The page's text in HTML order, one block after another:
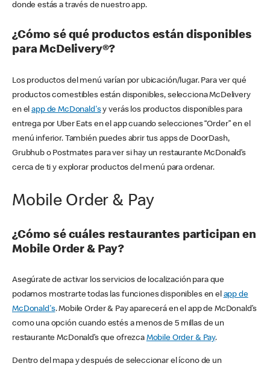
donde estás a través de nuestro app.
¿Cómo sé qué productos están disponibles
para McDelivery®?
Los productos del menú varían por ubicación/lugar. Para ver qué
productos comestibles están disponibles, selecciona McDelivery
en elapp de McDonald'sy verás los productos disponibles para
entrega por Uber Eats en el app cuando selecciones “Order” en el
menú inferior. También puedes abrir tus apps de DoorDash,
Grubhub o Postmates para ver si hay un restaurante McDonald’s
cerca de ti y explorar productos del menú para ordenar.
Mobile Order & Pay
¿Cómo sé cuáles restaurantes participan en
Mobile Order & Pay?
Asegúrate de activar los servicios de localización para que
podamos mostrarte todas las funciones disponibles en el app de
McDonald's. Mobile Order & Pay aparecerá en el app de McDonald’s
como una opción cuando estés a menos de 5 millas de un
restaurante McDonald’s que ofrezca Mobile Order & Pay.
Dentro del mapa y después de seleccionar el ícono de un